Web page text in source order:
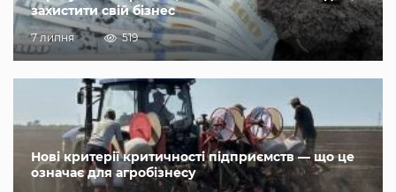
захистити свій бізнес
7 липня 519
Нові критерії критичності підприємств — що це
означає для агробізнесу